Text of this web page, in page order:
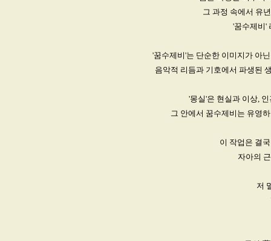
그 과정 속에서 유
'꿈수제비'
'꿈수제비'는 단순한 이미지가 아
음악적 리듬과 기호에서 파생된
'몽실'은 현실과 이상,
그 안에서 꿈수제비는 유영
이 작업은 결
자아의
저